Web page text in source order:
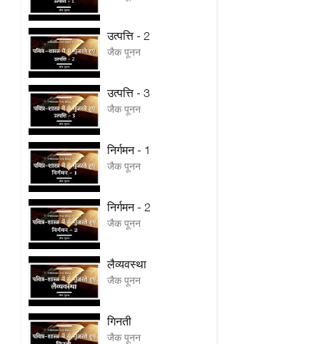
उत्पत्ति - 2
जैक पूनन
उत्पत्ति - 3
जैक पूनन
निर्गमन - 1
जैक पूनन
निर्गमन - 2
जैक पूनन
लैव्यवस्था
जैक पूनन
गिनती
जैक पूनन